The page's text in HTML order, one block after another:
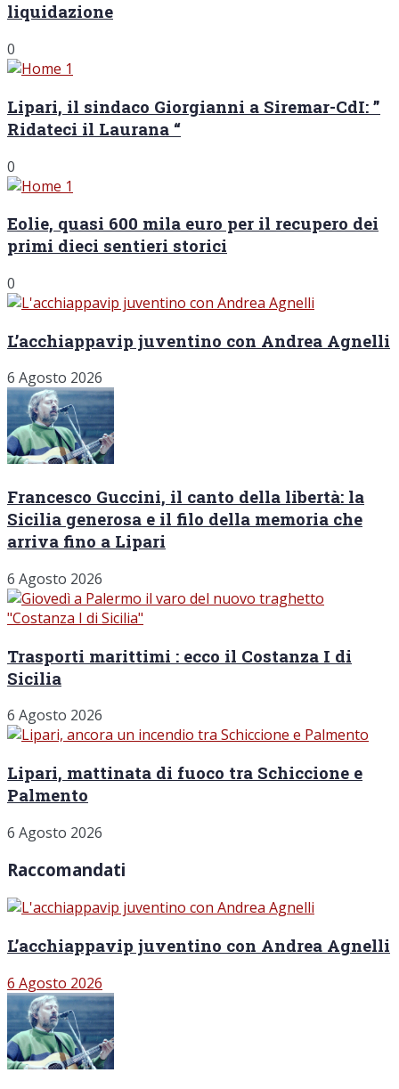
liquidazione
0
Lipari, il sindaco Giorgianni a Siremar-CdI: ”
Ridateci il Laurana “
0
Eolie, quasi 600 mila euro per il recupero dei
primi dieci sentieri storici
0
L’acchiappavip juventino con Andrea Agnelli
6 Agosto 2026
Francesco Guccini, il canto della libertà: la
Sicilia generosa e il filo della memoria che
arriva fino a Lipari
6 Agosto 2026
Trasporti marittimi : ecco il Costanza I di
Sicilia
6 Agosto 2026
Lipari, mattinata di fuoco tra Schiccione e
Palmento
6 Agosto 2026
Raccomandati
L’acchiappavip juventino con Andrea Agnelli
6 Agosto 2026